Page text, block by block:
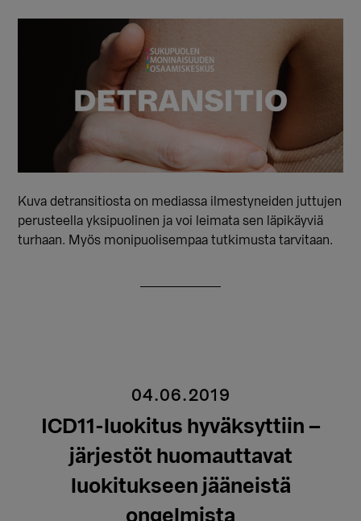
Kuva detransitiosta on mediassa ilmestyneiden juttujen
perusteella yksipuolinen ja voi leimata sen läpikäyviä
turhaan. Myös monipuolisempaa tutkimusta tarvitaan.
04.06.2019
ICD11-luokitus hyväksyttiin –
järjestöt huomauttavat
luokitukseen jääneistä
ongelmista